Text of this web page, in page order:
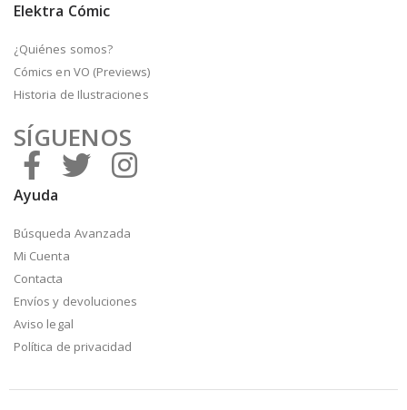
Elektra Cómic
¿Quiénes somos?
Cómics en VO (Previews)
Historia de Ilustraciones
SÍGUENOS
Ayuda
Búsqueda Avanzada
Mi Cuenta
Contacta
Envíos y devoluciones
Aviso legal
Política de privacidad